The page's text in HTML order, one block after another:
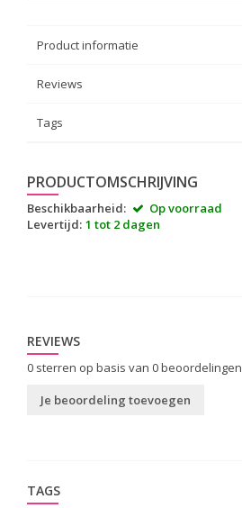
Product informatie
Reviews
Tags
PRODUCTOMSCHRIJVING
Beschikbaarheid:
Op voorraad
Levertijd: 1 tot 2 dagen
REVIEWS
0 sterren op basis van 0beoordelingen
Je beoordeling toevoegen
TAGS